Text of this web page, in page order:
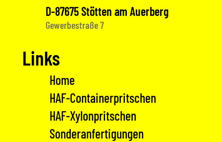
D-87675 Stötten am Auerberg
Gewerbestraße 7
Links
Home
HAF-Containerpritschen
HAF-Xylonpritschen
Sonderanfertigungen